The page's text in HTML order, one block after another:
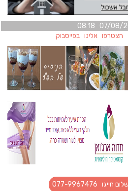
07/08/2026
הצטרפו אלינו בפייסבוק
077-9967476